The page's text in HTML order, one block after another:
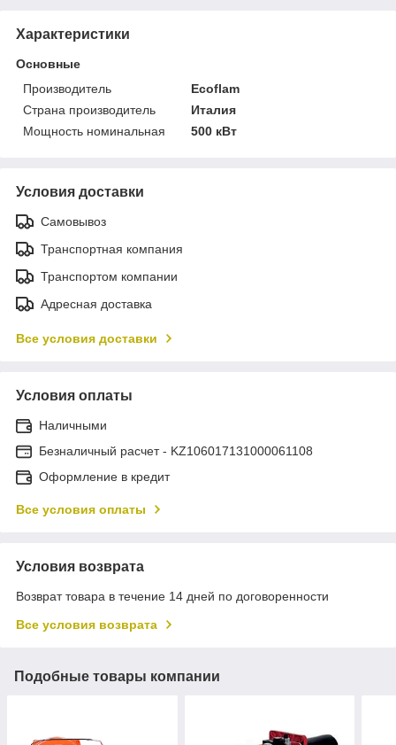
Характеристики
Основные
Производитель
Ecoflam
Страна производитель
Италия
Мощность номинальная
500 кВт
Условия доставки
Самовывоз
Транспортная компания
Транспортом компании
Адресная доставка
Все условия доставки
Условия оплаты
Наличными
Безналичный расчет - KZ106017131000061108
Оформление в кредит
Все условия оплаты
Условия возврата
Возврат товара в течение 14 дней по договоренности
Все условия возврата
Подобные товары компании